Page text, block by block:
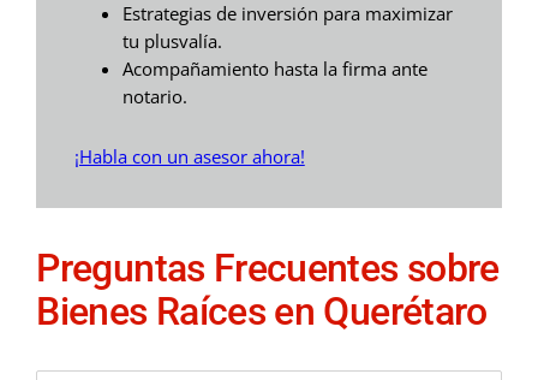
Estrategias de inversión para maximizar
tu plusvalía.
Acompañamiento hasta la firma ante
notario.
¡Habla con un asesor ahora!
Preguntas Frecuentes sobre
Bienes Raíces en Querétaro